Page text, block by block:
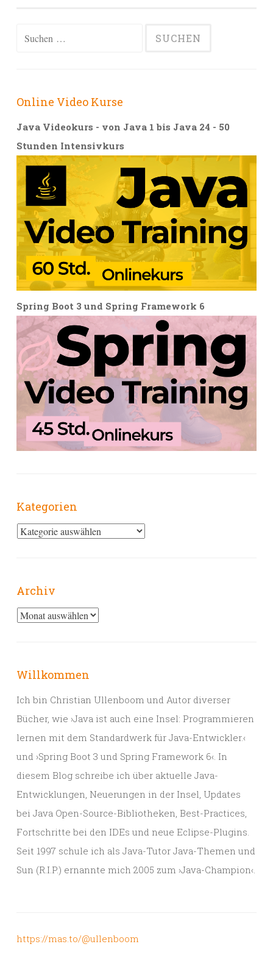
Suchen
Online Video Kurse
Java Videokurs - von Java 1 bis Java 24 - 50
Stunden Intensivkurs
Spring Boot 3 und Spring Framework 6
Kategorien
Kategorien
Archiv
Archiv
Willkommen
Ich bin Christian Ullenboom und Autor diverser
Bücher, wie ›Java ist auch eine Insel: Programmieren
lernen mit dem Standardwerk für Java-Entwickler.‹
und ›Spring Boot 3 und Spring Framework 6‹. In
diesem Blog schreibe ich über aktuelle Java-
Entwicklungen, Neuerungen in der Insel, Updates
bei Java Open-Source-Bibliotheken, Best-Practices,
Fortschritte bei den IDEs und neue Eclipse-Plugins.
Seit 1997 schule ich als Java-Tutor Java-Themen und
Sun (R.I.P.) ernannte mich 2005 zum ›Java-Champion‹.
https://mas.to/@ullenboom